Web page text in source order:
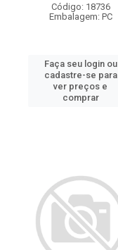
Código: 18736
Embalagem: PC
Faça seu login ou
cadastre-se para
ver preços e
comprar